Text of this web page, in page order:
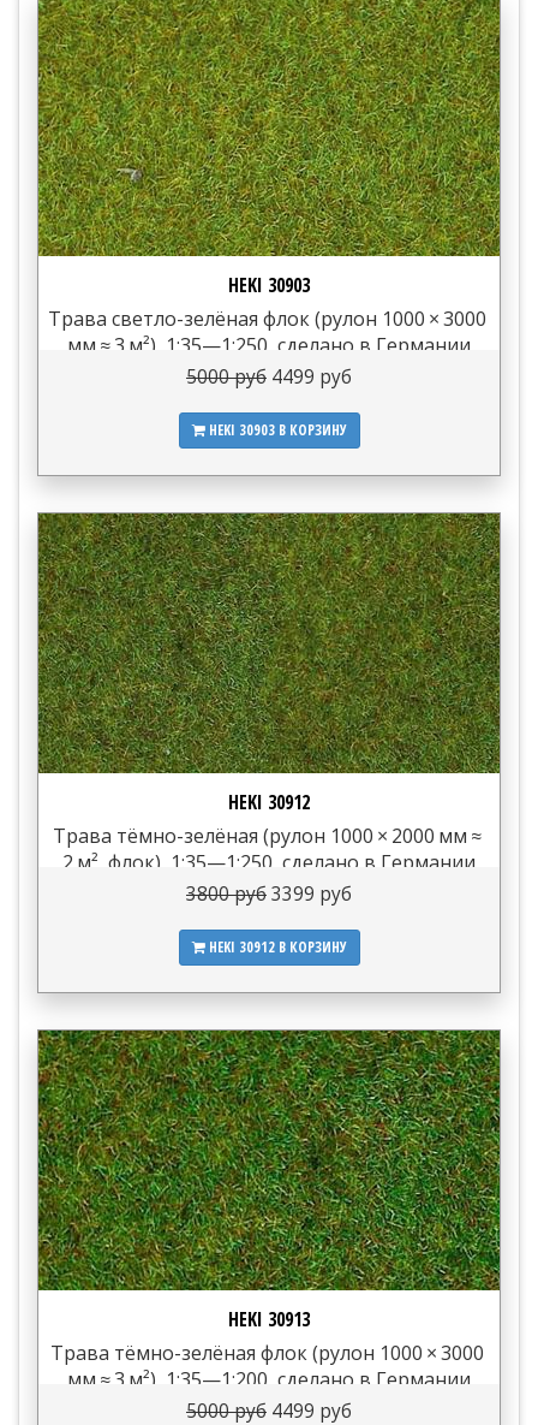
HEKI 30903
Трава светло-зелёная флок (рулон 1000 × 3000
мм ≈ 3 м²), 1:35—1:250, сделано в Германии
5000 руб 4499 руб
HEKI 30903 В КОРЗИНУ
HEKI 30912
Трава тёмно-зелёная (рулон 1000 × 2000 мм ≈
2 м², флок), 1:35—1:250, сделано в Германии
3800 руб3399 руб
HEKI 30912 В КОРЗИНУ
HEKI 30913
Трава тёмно-зелёная флок (рулон 1000 × 3000
мм ≈ 3 м²), 1:35—1:200, сделано в Германии
5000 руб 4499 руб